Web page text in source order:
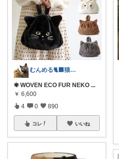
むんめる🐈‍⬛猫と快適ライフ🐈朝コレ
✾ WOVEN ECO FUR NEKO ...
￥ 6,600
4 0 890
コレ いいね